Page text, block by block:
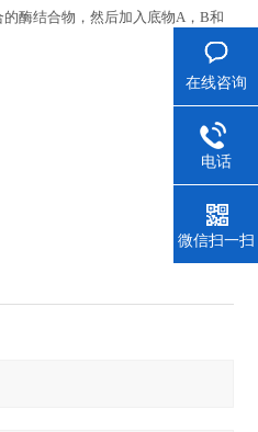
酶结合物，然后加入底物A ， B和
在线咨询
电话
微信扫一扫